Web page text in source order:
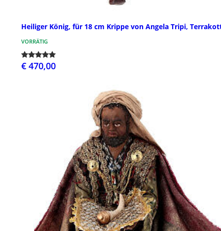
Heiliger König, für 18 cm Krippe von Angela Tripi,
VORRÄTIG
€ 470,00